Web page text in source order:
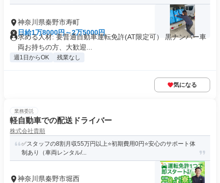
神奈川県秦野市寿町
日給1万8000円～2万5000円
求める人材: 要普通自動車運転免許(AT限定可） 黒ナンバー車
両お持ちの方、大歓迎...
週1日からOK 残業なし
気になる
業務委託
軽自動車での配送ドライバー
株式会社貴順
✅スタッフの8割月収55万円以上⭐️初期費用0円⭐️安心のサポート体
制あり（車両レンタル/...
神奈川県秦野市堀西